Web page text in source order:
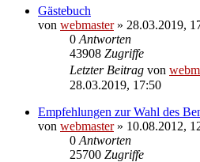
Gästebuch
von webmaster» 28.03.2019,
0 Antworten
43908 Zugriffe
Letzter Beitrag von
28.03.2019, 17:50
Empfehlungen zur Wahl des
von webmaster» 10.08.2012,
0 Antworten
25700 Zugriffe